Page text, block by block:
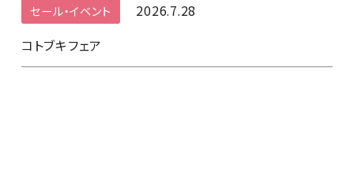
セール・イベント
2026.7.28
コトブキフェア